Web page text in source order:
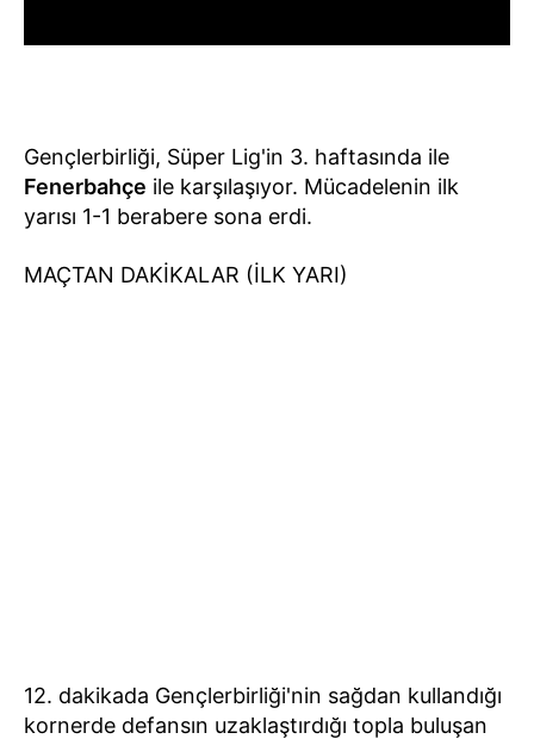
Gençlerbirliği, Süper Lig'in 3. haftasında ile
Fenerbahçe ile karşılaşıyor. Mücadelenin ilk
yarısı 1-1 berabere sona erdi.
MAÇTAN DAKİKALAR (İLK YARI)
12. dakikada Gençlerbirliği'nin sağdan kullandığı
kornerde defansın uzaklaştırdığı topla buluşan